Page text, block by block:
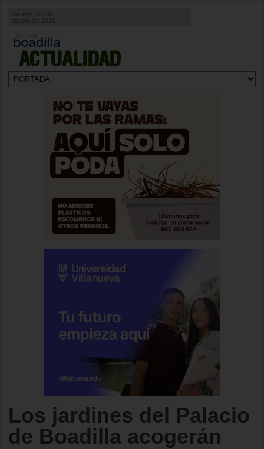
ACTUALIDAD
agosto de 2026
Los jardines del Palacio
de Boadilla acogerán